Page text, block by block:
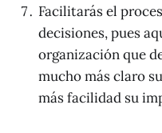
Facilitarás el
decisiones, pues
organización que
mucho más claro
más facilidad su